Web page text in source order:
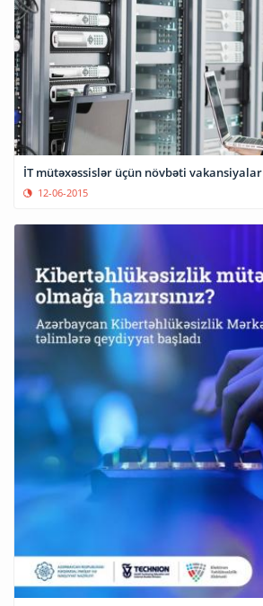
İT mütəxəssislər üçün növbəti vakansiyalar
12-06-2015